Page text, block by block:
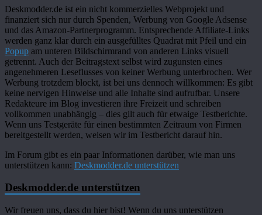
Deskmodder.de ist ein nicht kommerzielles Webprojekt und
finanziert sich nur durch Spenden, Werbung von Google Adsense
und das Amazon-Partnerprogramm. Entsprechende Affiliate-Links
werden ganz klar durch ein ausgefülltes Quadrat mit Pfeil und ein
Popup am unteren Bildschirmrand von anderen Links visuell
getrennt. Auch der Beitragstext selbst wird zugunsten eines
angenehmeren Leseflusses von keiner Werbung unterbrochen. Wer
Werbung trotzdem blockt, ist bei uns dennoch willkommen: Es gibt
keine nervigen Hinweise und alle Inhalte sind aufrufbar. Unsere
Redakteure im Blog investieren ihre Freizeit und schreiben
vollkommen unabhängig – dies gilt auch für etwaige Testberichte.
Wenn uns Testgeräte für einen bestimmten Zeitraum von Firmen
bereitgestellt werden, weisen wir im Testbericht darauf hin.
Im Forum gibt es ein paar Informationen darüber, wie man uns
unterstützen kann: Deskmodder.de unterstützen
Deskmodder.de unterstützen
Wir freuen uns, dass du hier bist! Wenn du uns unterstützen